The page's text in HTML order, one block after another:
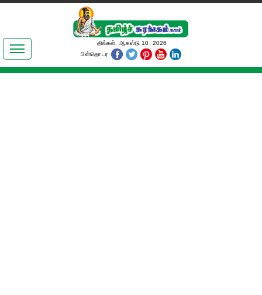
இலக்கியங்கள்
தமிழ் உலகம்
திங்கள், ஆகஸ்டு 10, 2026
பின்தொடர